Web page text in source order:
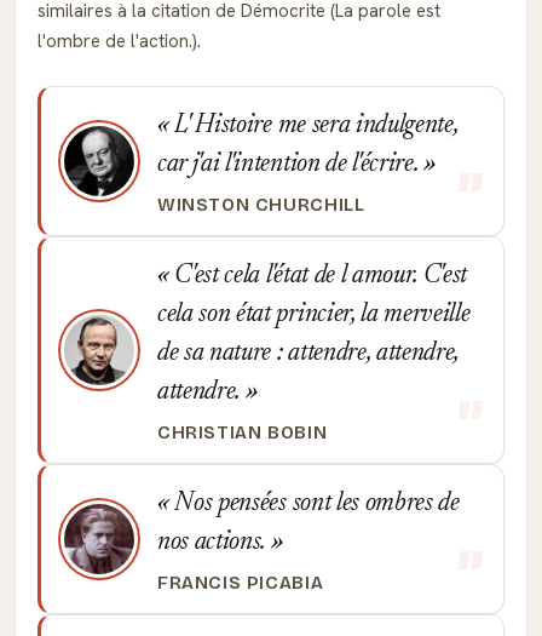
similaires à la citation de Démocrite (La parole est
l'ombre de l'action.).
L' Histoire me sera indulgente,
car j'ai l'intention de l'écrire.
WINSTON CHURCHILL
C'est cela l'état de l amour. C'est
cela son état princier, la merveille
de sa nature : attendre, attendre,
attendre.
CHRISTIAN BOBIN
Nos pensées sont les ombres de
nos actions.
FRANCIS PICABIA